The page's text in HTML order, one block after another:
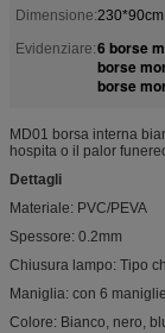
Dimensione:230*90cm
Evidenziare:6 borse
borse
borse
MD01 borsa interna
hospita o il palor
Dettagli
Materiale: PVC/PEVA
Spessore: 0.2mm
Chiusura lampo: Tipo
Maniglia: con 6 maniglie
Colore: Bianco, nero,